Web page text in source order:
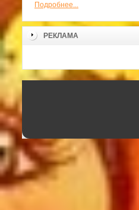
Подробнее...
РЕКЛАМА